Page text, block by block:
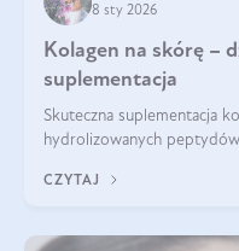
8 sty 2026
Kolagen na skórę –
suplementacja
Skuteczna suplementacja
hydrolizowanych
regularnością stosowania.
CZYTAJ